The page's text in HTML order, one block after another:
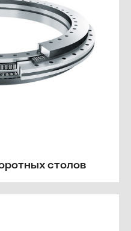
столов